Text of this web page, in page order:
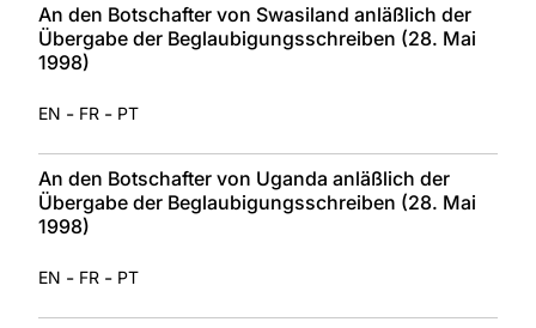
An den Botschafter von Swasiland anläßlich der
Übergabe der Beglaubigungsschreiben (28. Mai
1998)
EN - FR - PT
An den Botschafter von Uganda anläßlich der
Übergabe der Beglaubigungsschreiben (28. Mai
1998)
EN - FR - PT